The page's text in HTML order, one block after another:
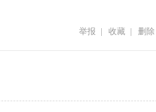
删除
收藏
举报